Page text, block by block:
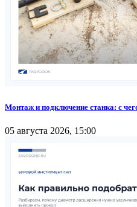
Монтаж и подключение станка: с
05 августа 2026, 15:00